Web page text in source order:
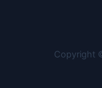
Copyright